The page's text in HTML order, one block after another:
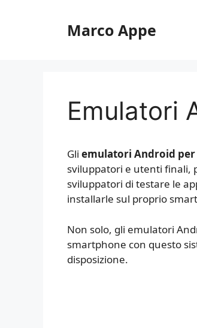
Marco Appe
Emulatori
Gli emulatori Android per
sviluppatori e utenti finali,
sviluppatori di testare le
installarle sul proprio
Non solo, gli emulatori
smartphone con questo
disposizione.